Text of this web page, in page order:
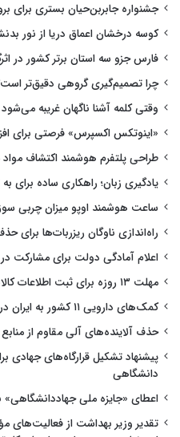
جشنواره جابربن‌حیان بستری
کوسه درخشان اعماق دریا از نور
فارس جزو سه استان برتر کشور در
چرا تصمیم‌گیری گروهی دقیق‌تر
وقتی کلمه آشنا ناگهان غریبه می‌شود
«اینوتکس اکسپرس» فرصتی برای
طراحی پلتفرم هوشمند اکتشاف
یادگیری زبان؛ راهکاری ساده برای
ساعت هوشمند اوپو میزان چربی
راه‌اندازی ناوگان ریزربات‌ها برای
اعلام آمادگی دولت برای مشارکت
مهلت ۱۳ روزه برای ثبت اطلاعات کالاهای پزشکی
کمک‌های دارویی ۱۱ کشور به ایران در دوران جنگ
حذف آلاینده‌های آلی مقاوم از
پیشنهاد تشکیل قرارگاه‌های جهادی
دانشگاهی
اعطای «جایزه ملی جهاددانشگاهی»
تقدیر وزیر بهداشت از فعالیت‌های